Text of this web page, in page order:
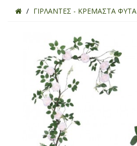
ΓΙΡΛΑΝΤΕΣ - ΚΡΕΜΑΣΤΑ ΦΥΤΑ